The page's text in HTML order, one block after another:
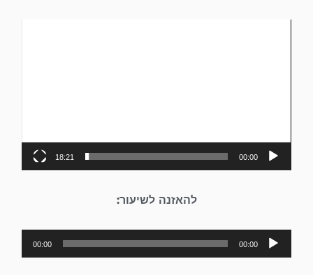
00:00
18:21
להאזנה לשיעור:
נגן
אודיו
00:00
00:00